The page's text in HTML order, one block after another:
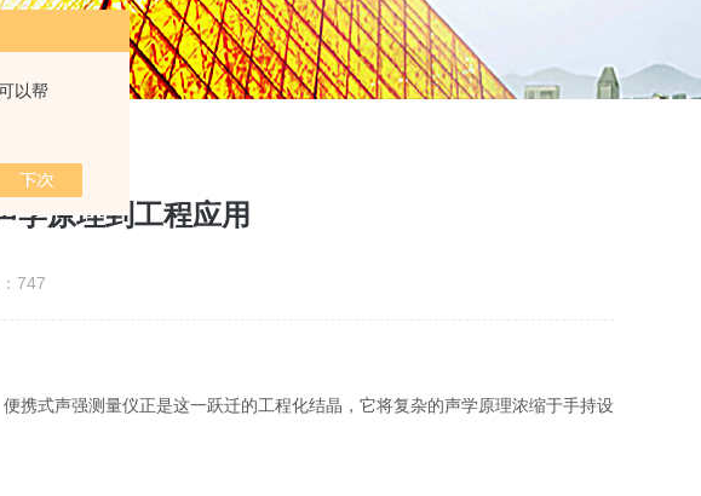
以帮
学原理到工程应用
747
式声强测量仪正是这一跃迁的工程化结晶，它将复杂的声学原理浓缩于手持设